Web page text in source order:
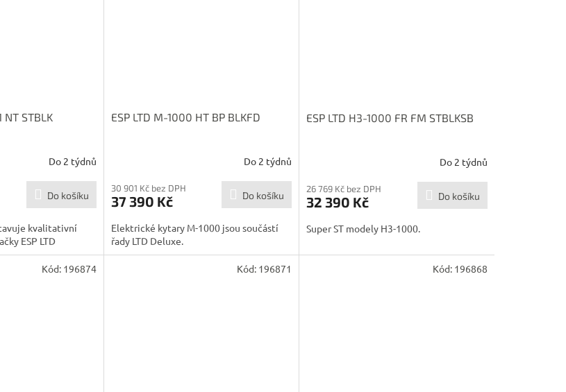
NT STBLK
Do 2 týdnů
Do košíku
kvalitativní
ESP LTD
ESP LTD M-1000 HT BP BLKFD
Do 2 týdnů
30 901 Kč bez DPH
37 390 Kč Do košíku
Elektrické kytary M-1000 jsou součástí
řady LTD Deluxe.
ESP LTD H3-1000 FR FM STBLKSB
Do 2 týdnů
26 769 Kč bez DPH
32 390 Kč Do košíku
Super ST modely H3-1000.
Kód: 196874 Kód: 196871 Kód: 196868